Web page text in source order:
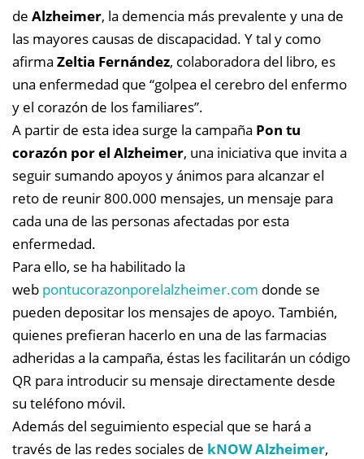
de Alzheimer, la demencia más prevalente y una de
las mayores causas de discapacidad. Y tal y como
afirma Zeltia Fernández, colaboradora del libro, es
una enfermedad que “golpea el cerebro del enfermo
y el corazón de los familiares”.
A partir de esta idea surge la campaña Pon tu
corazón por el Alzheimer, una iniciativa que invita a
seguir sumando apoyos y ánimos para alcanzar el
reto de reunir 800.000 mensajes, un mensaje para
cada una de las personas afectadas por esta
enfermedad.
Para ello, se ha habilitado la
web pontucorazonporelalzheimer.com donde se
pueden depositar los mensajes de apoyo. También,
quienes prefieran hacerlo en una de las farmacias
adheridas a la campaña, éstas les facilitarán un código
QR para introducir su mensaje directamente desde
su teléfono móvil.
Además del seguimiento especial que se hará a
través de las redes sociales de kNOW Alzheimer,